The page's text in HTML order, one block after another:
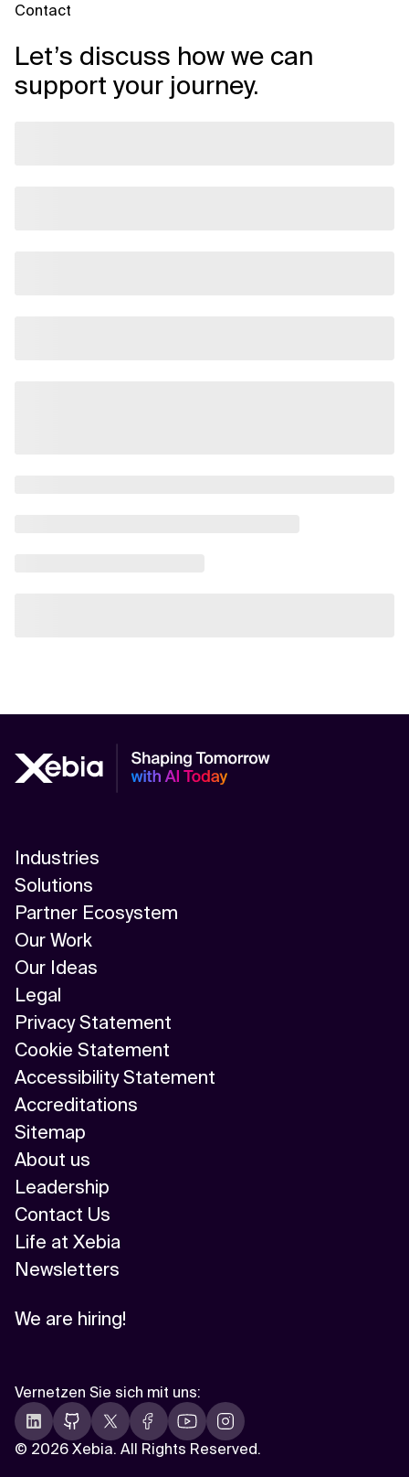
Contact
Let’s discuss how we can
support your journey.
Industries
Solutions
Partner Ecosystem
Our Work
Our Ideas
Legal
Privacy Statement
Cookie Statement
Accessibility Statement
Accreditations
Sitemap
About us
Leadership
Contact Us
Life at Xebia
Newsletters
We are hiring!
© 2026 Xebia. All Rights Reserved.
Vernetzen Sie sich mit uns: